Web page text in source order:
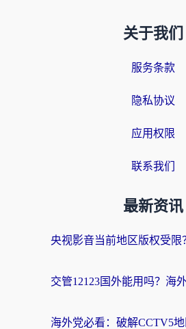
关于我们
服务条款
隐私协议
应用权限
联系我们
最新资讯